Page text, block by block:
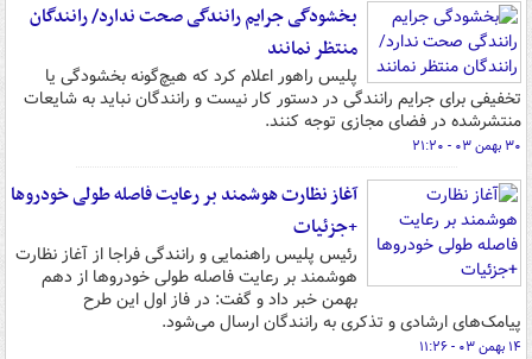
بخشودگی جرایم رانندگی صحت ندارد/ رانندگان
منتظر نمانند
پلیس راهور اعلام کرد که هیچ‌گونه بخشودگی یا
تخفیفی برای جرایم رانندگی در دستور کار نیست و رانندگان نباید به شایعات
منتشرشده در فضای مجازی توجه کنند.
۳۰ بهمن ۰۳ - ۲۱:۲۰
آغاز نظارت هوشمند بر رعایت فاصله طولی خودروها
+جزئیات
رئیس پلیس راهنمایی و رانندگی فراجا از آغاز نظارت
هوشمند بر رعایت فاصله طولی خودروها از دهم
بهمن خبر داد و گفت: در فاز اول این طرح
پیامک‌های ارشادی و تذکری به رانندگان ارسال می‌شود.
۱۴ بهمن ۰۳ - ۱۱:۲۶